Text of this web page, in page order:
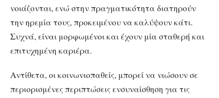
νοιάζονται, ενώ στην πραγματικότητα διατηρούν
την ηρεμία τους, προκειμένου να καλύψουν κάτι.
Συχνά, είναι μορφωμένοι και έχουν μία σταθερή και
επιτυχημένη καριέρα.
Αντίθετα, οι κοινωνιοπαθείς, μπορεί να νιώσουν σε
περιορισμένες περιπτώσεις ενσυναίσθηση για τις